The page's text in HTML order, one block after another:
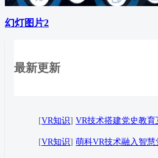
幻灯图片2
最新更新
[VR知识] VR技术搭建党史教
[VR知识] 萌科VR技术融入智